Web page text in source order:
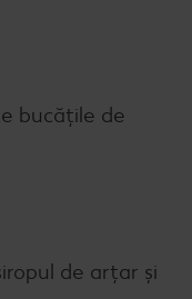
bucățile de
de arțar și